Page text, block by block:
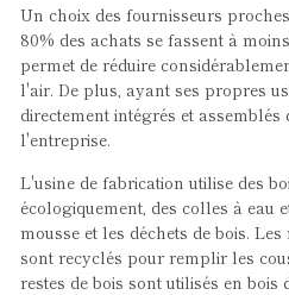
Un choix des fournisseurs
80% des achats se fassent à
permet de réduire
l'air. De plus, ayant ses propres
directement intégrés et
l'entreprise.
L'usine de fabrication utilise des
écologiquement, des colles à eau
mousse et les déchets de bois.
sont recyclés pour remplir les
restes de bois sont utilisés en bois